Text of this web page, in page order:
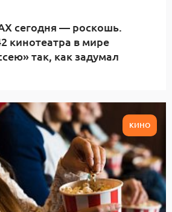
сегодня — роскошь.
кинотеатра в мире
так, как задумал
КИНО